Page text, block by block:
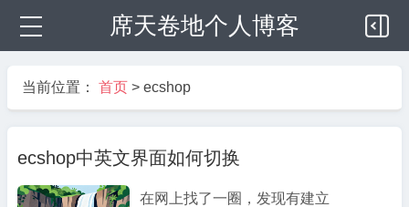
席天卷地个人博客
当前位置： 首页 > ecshop
ecshop中英文界面如何切换
在网上找了一圈，发现有建立